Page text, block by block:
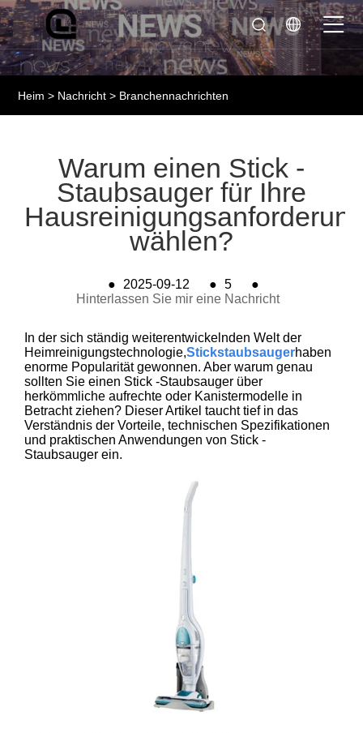
Heim > Nachricht > Branchennachrichten
Warum einen Stick -
Staubsauger für Ihre
wählen?
● 2025-09-12 ● 5
●
Hinterlassen Sie mir eine Nachricht
In der sich ständig weiterentwickelnden Welt der
Heimreinigungstechnologie,Stickstaubsaugerhaben
enorme Popularität gewonnen. Aber warum genau
sollten Sie einen Stick -Staubsauger über
herkömmliche aufrechte oder Kanistermodelle in
Betracht ziehen? Dieser Artikel taucht tief in das
Verständnis der Vorteile, technischen Spezifikationen
und praktischen Anwendungen von Stick -
Staubsauger ein.